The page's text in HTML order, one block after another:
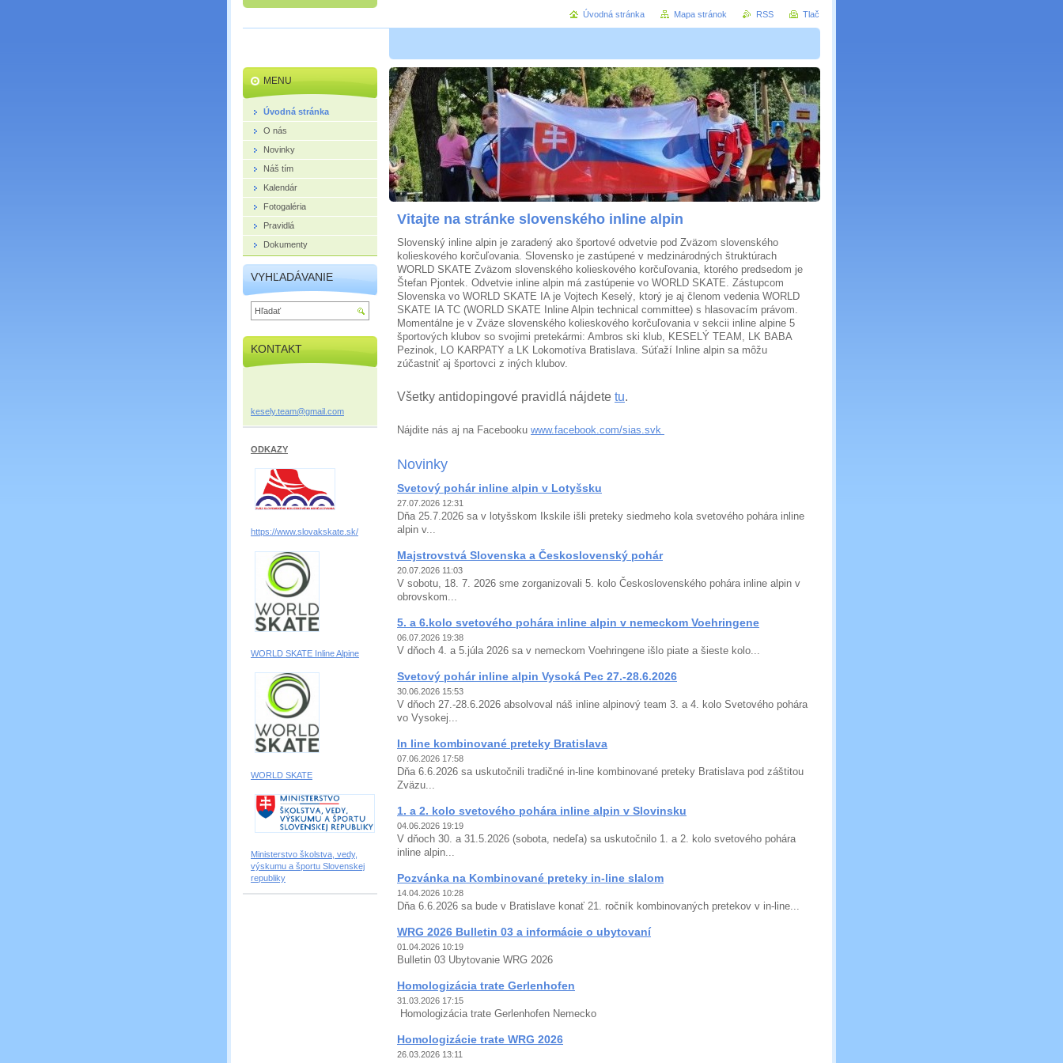
Vitajte na stránke slovenského inline alpin
Slovenský inline alpin je zaradený ako športové odvetvie pod Zväzom slovenského
kolieskového korčuľovania. Slovensko je zastúpené v medzinárodných štruktúrach
WORLD SKATE Zväzom slovenského kolieskového korčuľovania, ktorého predsedom je
Štefan Pjontek. Odvetvie inline alpin má zastúpenie vo WORLD SKATE. Zástupcom
Slovenska vo WORLD SKATE IA je Vojtech Keselý, ktorý je aj členom vedenia WORLD
SKATE IA TC (WORLD SKATE Inline Alpin technical committee) s hlasovacím právom.
Momentálne je v Zväze slovenského kolieskového korčuľovania v sekcii inline alpine 5
športových klubov so svojimi pretekármi: Ambros ski klub, KESELÝ TEAM, LK BABA
Pezinok, LO KARPATY a LK Lokomotíva Bratislava. Súťaží Inline alpin sa môžu
zúčastniť aj športovci z iných klubov.
Všetky antidopingové pravidlá nájdete tu.
Nájdite nás aj na Facebooku www.facebook.com/sias.svk
Novinky
Svetový pohár inline alpin v Lotyšsku
27.07.2026 12:31
Dňa 25.7.2026 sa v lotyšskom Ikskile išli preteky siedmeho kola svetového pohára inline
alpin v...
Majstrovstvá Slovenska a Československý pohár
20.07.2026 11:03
V sobotu, 18. 7. 2026 sme zorganizovali 5. kolo Československého pohára inline alpin v
obrovskom...
5. a 6.kolo svetového pohára inline alpin v nemeckom Voehringene
06.07.2026 19:38
V dňoch 4. a 5.júla 2026 sa v nemeckom Voehringene išlo piate a šieste kolo...
Svetový pohár inline alpin Vysoká Pec 27.-28.6.2026
30.06.2026 15:53
V dňoch 27.-28.6.2026 absolvoval náš inline alpinový team 3. a 4. kolo Svetového pohára
vo Vysokej...
In line kombinované preteky Bratislava
07.06.2026 17:58
Dňa 6.6.2026 sa uskutočnili tradičné in-line kombinované preteky Bratislava pod záštitou
Zväzu...
1. a 2. kolo svetového pohára inline alpin v Slovinsku
04.06.2026 19:19
V dňoch 30. a 31.5.2026 (sobota, nedeľa) sa uskutočnilo 1. a 2. kolo svetového pohára
inline alpin...
Pozvánka na Kombinované preteky in-line slalom
14.04.2026 10:28
Dňa 6.6.2026 sa bude v Bratislave konať 21. ročník kombinovaných pretekov v in-line...
WRG 2026 Bulletin 03 a informácie o ubytovaní
01.04.2026 10:19
Bulletin 03 Ubytovanie WRG 2026
Homologizácia trate Gerlenhofen
31.03.2026 17:15
Homologizácia trate Gerlenhofen Nemecko
Homologizácie trate WRG 2026
26.03.2026 13:11
MENU
Úvodná stránka
O nás
Novinky
Náš tím
Kalendár
Fotogaléria
Pravidlá
Dokumenty
VYHĽADÁVANIE
KONTAKT
kesely.team@gmail.com
ODKAZY
https://www.slovakskate.sk/
WORLD SKATE Inline Alpine
WORLD SKATE
Ministerstvo školstva, vedy,
výskumu a športu Slovenskej
republiky
Úvodná stránka Mapa stránok RSS Tlač